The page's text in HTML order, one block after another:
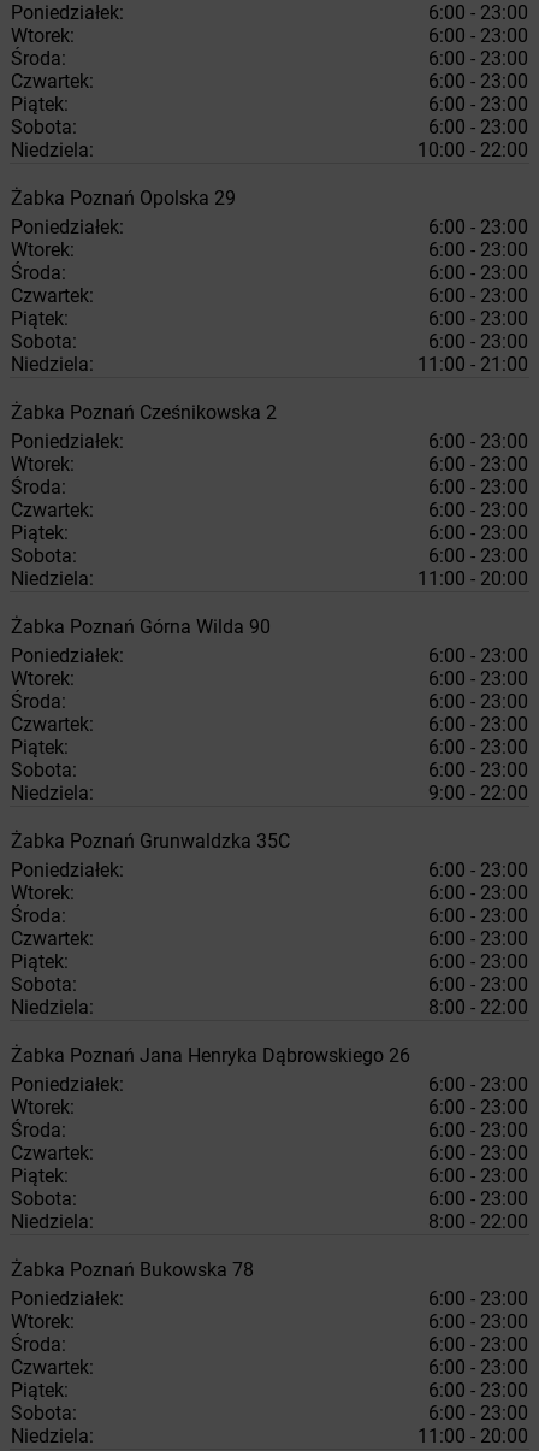
Poniedziałek:
6:00 - 23:00
Wtorek:
6:00 - 23:00
Środa:
6:00 - 23:00
Czwartek:
6:00 - 23:00
Piątek:
6:00 - 23:00
Sobota:
6:00 - 23:00
Niedziela:
10:00 - 22:00
Żabka Poznań Opolska 29
Poniedziałek:
6:00 - 23:00
Wtorek:
6:00 - 23:00
Środa:
6:00 - 23:00
Czwartek:
6:00 - 23:00
Piątek:
6:00 - 23:00
Sobota:
6:00 - 23:00
Niedziela:
11:00 - 21:00
Żabka Poznań Cześnikowska 2
Poniedziałek:
6:00 - 23:00
Wtorek:
6:00 - 23:00
Środa:
6:00 - 23:00
Czwartek:
6:00 - 23:00
Piątek:
6:00 - 23:00
Sobota:
6:00 - 23:00
Niedziela:
11:00 - 20:00
Żabka Poznań Górna Wilda 90
Poniedziałek:
6:00 - 23:00
Wtorek:
6:00 - 23:00
Środa:
6:00 - 23:00
Czwartek:
6:00 - 23:00
Piątek:
6:00 - 23:00
Sobota:
6:00 - 23:00
Niedziela:
9:00 - 22:00
Żabka Poznań Grunwaldzka 35C
Poniedziałek:
6:00 - 23:00
Wtorek:
6:00 - 23:00
Środa:
6:00 - 23:00
Czwartek:
6:00 - 23:00
Piątek:
6:00 - 23:00
Sobota:
6:00 - 23:00
Niedziela:
8:00 - 22:00
Żabka Poznań Jana Henryka Dąbrowskiego 26
Poniedziałek:
6:00 - 23:00
Wtorek:
6:00 - 23:00
Środa:
6:00 - 23:00
Czwartek:
6:00 - 23:00
Piątek:
6:00 - 23:00
Sobota:
6:00 - 23:00
Niedziela:
8:00 - 22:00
Żabka Poznań Bukowska 78
Poniedziałek:
6:00 - 23:00
Wtorek:
6:00 - 23:00
Środa:
6:00 - 23:00
Czwartek:
6:00 - 23:00
Piątek:
6:00 - 23:00
Sobota:
6:00 - 23:00
Niedziela:
11:00 - 20:00